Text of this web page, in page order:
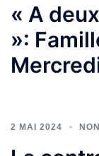
« A
»:
2 MAI 2024